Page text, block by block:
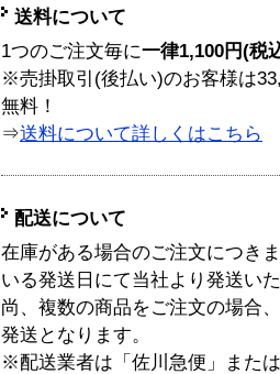
送料について
1つのご注文毎に一律1,100円(税
※売掛取引(後払い)のお客様は
無料！
⇒送料について詳しくはこちら
配送について
在庫がある場合のご注文につき
いる発送日にて当社より発送い
尚、複数の商品をご注文の場合
発送となります。
※配送業者は「佐川急便」また